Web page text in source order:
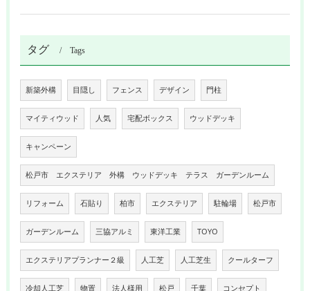
タグ Tags
新築外構 目隠し フェンス デザイン 門柱
マイティウッド 人気 宅配ボックス ウッドデッキ
キャンペーン
松戸市 エクステリア 外構 ウッドデッキ テラス ガーデンルーム
リフォーム 石貼り 柏市 エクステリア 駐輪場 松戸市
ガーデンルーム 三協アルミ 東洋工業 TOYO
エクステリアプランナー２級 人工芝 人工芝生 クールターフ
冷却人工芝 物置 法人様用 松戸 千葉 コンセプト